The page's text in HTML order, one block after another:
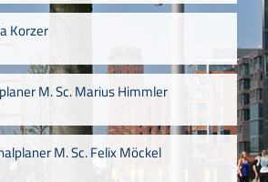
Korzer
M. Sc. Marius Himmler
M. Sc. Felix Möckel